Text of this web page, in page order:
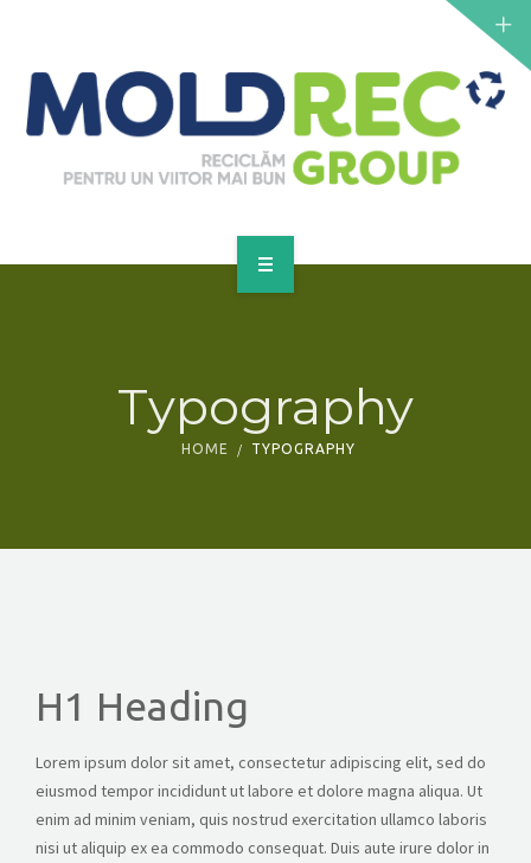
SERVICII
PUNCTE DE COLECTARE
Typography
HOME TYPOGRAPHY
H1 Heading
Lorem ipsum dolor sit amet, consectetur adipiscing elit, sed do
eiusmod tempor incididunt ut labore et dolore magna aliqua. Ut
enim ad minim veniam, quis nostrud exercitation ullamco laboris
nisi ut aliquip ex ea commodo consequat. Duis aute irure dolor in